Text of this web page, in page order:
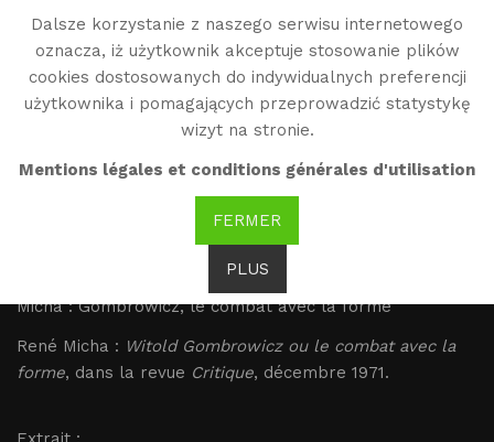
Dalsze korzystanie z naszego serwisu internetowego
oznacza, iż użytkownik akceptuje stosowanie plików
cookies dostosowanych do indywidualnych preferencji
użytkownika i pomagających przeprowadzić statystykę
wizyt na stronie.
Mentions légales et conditions générales d'utilisation
FERMER
PLUS
Witold Gombrowicz
Micha : Gombrowicz, le
combat avec la forme
Micha : Gombrowicz, le combat avec la forme
René Micha : Witold Gombrowicz ou le combat avec la
forme, dans la revue Critique, décembre 1971.